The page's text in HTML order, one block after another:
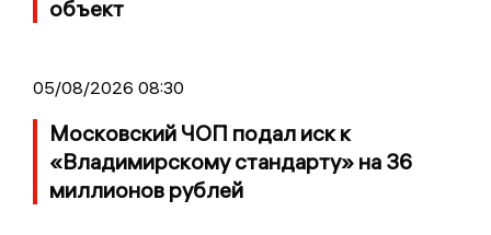
объект
05/08/2026 08:30
Московский ЧОП подал иск к
«Владимирскому стандарту» на 36
миллионов рублей